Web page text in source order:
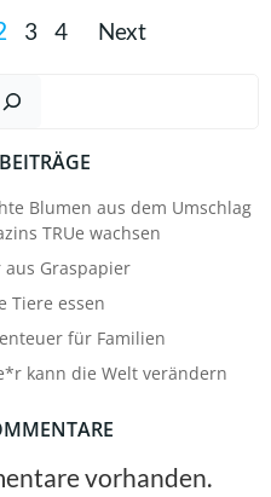
Page
3 Page
4 POSTS
Next
Blumen aus dem Umschlag
TRUe wachsen
aus Graspapier
Tiere essen
für Familien
kann die Welt verändern
vorhanden.